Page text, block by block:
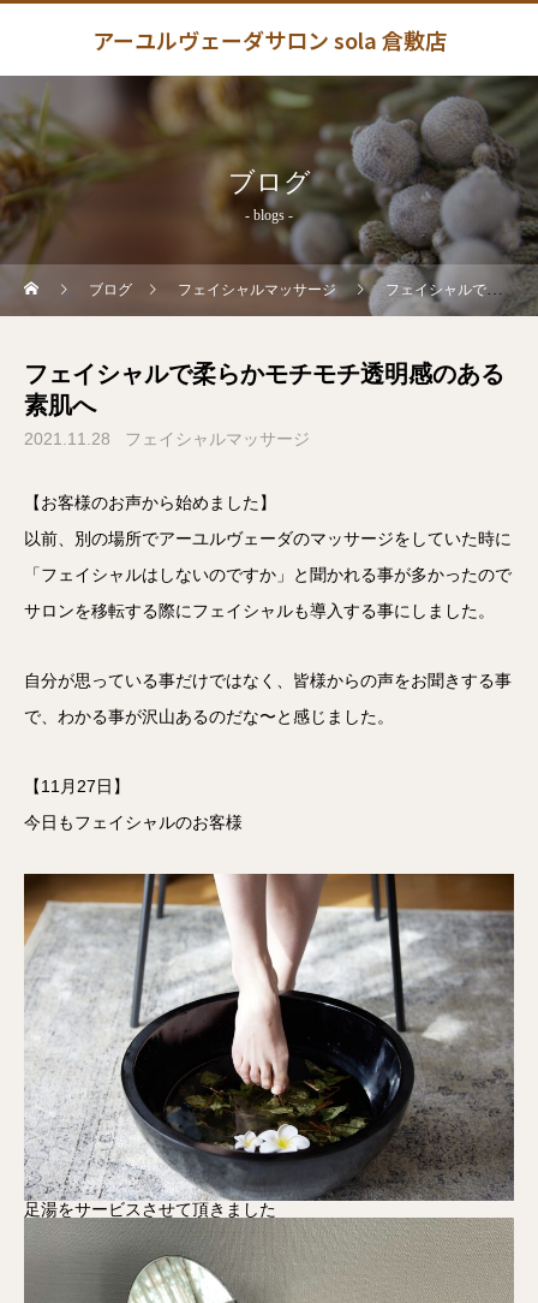
アーユルヴェーダサロン sola 倉敷店
ブログ
- blogs -
ブログ フェイシャルマッサージ フェイシャルで柔らかモチモチ透明感のある素肌へ
フェイシャルで柔らかモチモチ透明感のある
素肌へ
2021.11.28 フェイシャルマッサージ
【お客様のお声から始めました】
以前、別の場所でアーユルヴェーダのマッサージをしていた時に
「フェイシャルはしないのですか」と聞かれる事が多かったので
サロンを移転する際にフェイシャルも導入する事にしました。
自分が思っている事だけではなく、皆様からの声をお聞きする事
で、わかる事が沢山あるのだな〜と感じました。
【11月27日】
今日もフェイシャルのお客様
足湯をサービスさせて頂きました